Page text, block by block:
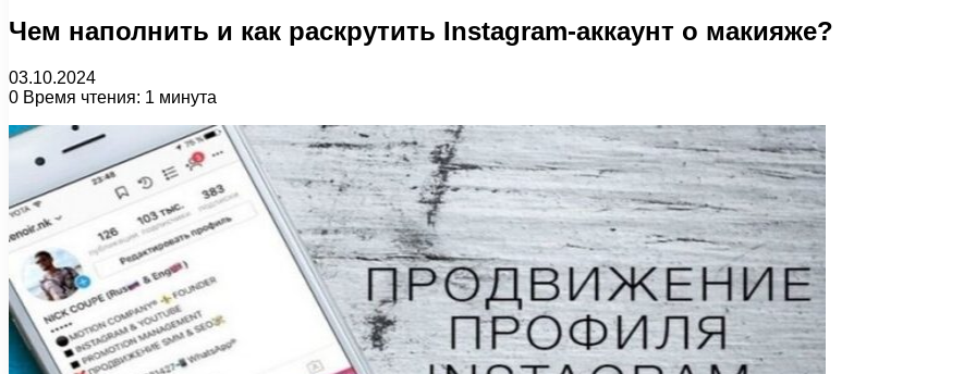
Чем наполнить и как раскрутить Instagram-аккаунт о макияже?
03.10.2024
0 Время чтения: 1 минута